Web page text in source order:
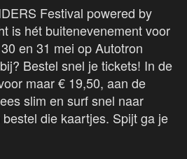
Festival powered by
is hét buitenevenement voor
en 31 mei op Autotron
Bestel snel je tickets! In de
maar € 19,50, aan de
slim en surf snel naar
die kaartjes. Spijt ga je